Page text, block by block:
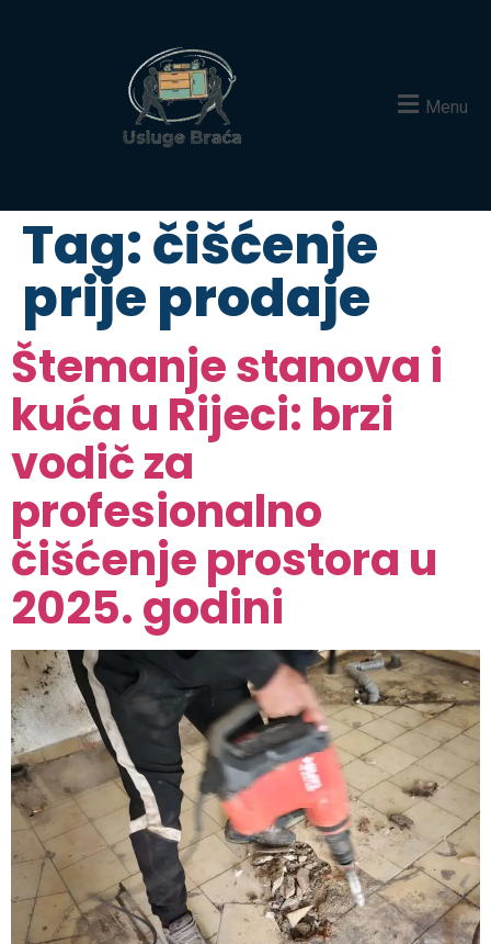
Menu
Tag:čišćenje
prije prodaje
Štemanje stanova i
kuća u Rijeci: brzi
vodič za
profesionalno
čišćenje prostora u
2025. godini